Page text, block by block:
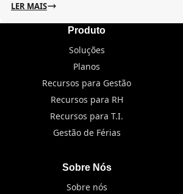
LER MAIS
Produto
Soluções
Planos
Recursos para Gestão
Recursos para RH
Recursos para T.I.
Gestão de Férias
Sobre Nós
Sobre nós